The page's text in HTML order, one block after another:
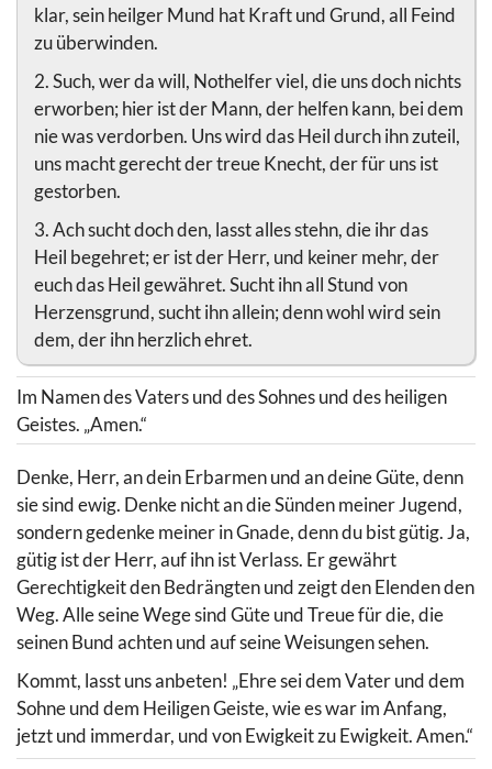
klar, sein heilger Mund hat Kraft und Grund, all Feind
zu überwinden.
2. Such, wer da will, Nothelfer viel, die uns doch nichts
erworben; hier ist der Mann, der helfen kann, bei dem
nie was verdorben. Uns wird das Heil durch ihn zuteil,
uns macht gerecht der treue Knecht, der für uns ist
gestorben.
3. Ach sucht doch den, lasst alles stehn, die ihr das
Heil begehret; er ist der Herr, und keiner mehr, der
euch das Heil gewähret. Sucht ihn all Stund von
Herzensgrund, sucht ihn allein; denn wohl wird sein
dem, der ihn herzlich ehret.
Im Namen des Vaters und des Sohnes und des heiligen
Geistes. „Amen.“
Denke, Herr, an dein Erbarmen und an deine Güte, denn
sie sind ewig. Denke nicht an die Sünden meiner Jugend,
sondern gedenke meiner in Gnade, denn du bist gütig. Ja,
gütig ist der Herr, auf ihn ist Verlass. Er gewährt
Gerechtigkeit den Bedrängten und zeigt den Elenden den
Weg. Alle seine Wege sind Güte und Treue für die, die
seinen Bund achten und auf seine Weisungen sehen.
Kommt, lasst uns anbeten! „Ehre sei dem Vater und dem
Sohne und dem Heiligen Geiste, wie es war im Anfang,
jetzt und immerdar, und von Ewigkeit zu Ewigkeit. Amen.“